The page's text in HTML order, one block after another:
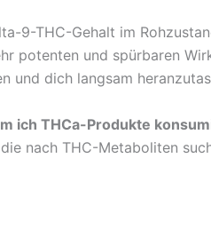
9-THC-Gehalt im
potenten und spürbaren
und dich langsam
ich THCa-Produkte
nach THC-Metaboliten